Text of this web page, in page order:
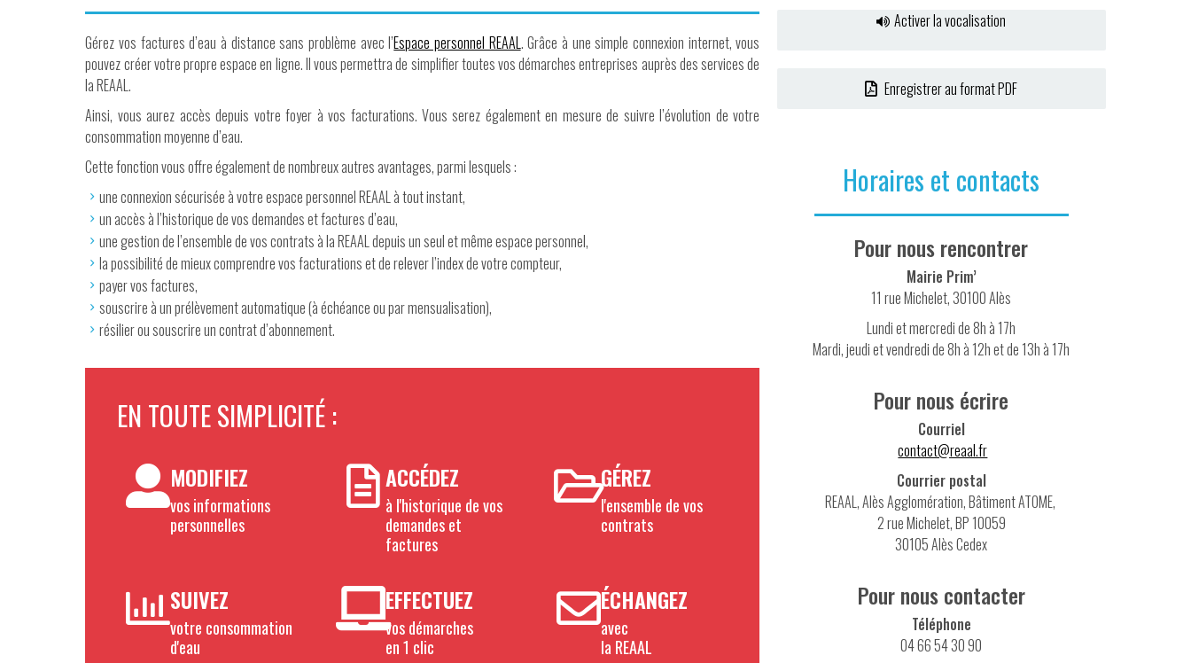
Gérez vos factures d’eau à distance sans problème avec l’Espace personnel REAAL. Grâce à une simple connexion internet, vous
pouvez créer votre propre espace en ligne. Il vous permettra de simplifier toutes vos démarches entreprises auprès des services de
la REAAL.
Ainsi, vous aurez accès depuis votre foyer à vos facturations. Vous serez également en mesure de suivre l’évolution de votre
consommation moyenne d’eau.
Cette fonction vous offre également de nombreux autres avantages, parmi lesquels :
une connexion sécurisée à votre espace personnel REAAL à tout instant,
un accès à l’historique de vos demandes et factures d’eau,
une gestion de l’ensemble de vos contrats à la REAAL depuis un seul et même espace personnel,
la possibilité de mieux comprendre vos facturations et de relever l’index de votre compteur,
payer vos factures,
souscrire à un prélèvement automatique (à échéance ou par mensualisation),
résilier ou souscrire un contrat d’abonnement.
EN TOUTE SIMPLICITÉ :
MODIFIEZ
vos informations
personnelles
ACCÉDEZ
à l'historique de vos
demandes et
factures
GÉREZ
l'ensemble de vos
contrats
SUIVEZ
votre consommation
d'eau
EFFECTUEZ
vos démarches
en 1 clic
ÉCHANGEZ
avec
la REAAL
Activer la vocalisation
Enregistrer au format PDF
Horaires et contacts
Pour nous rencontrer
Mairie Prim’
11 rue Michelet, 30100 Alès
Lundi et mercredi de 8h à 17h
Mardi, jeudi et vendredi de 8h à 12h et de 13h à 17h
Pour nous écrire
Courriel
contact@reaal.fr
Courrier postal
REAAL, Alès Agglomération, Bâtiment ATOME,
2 rue Michelet, BP 10059
30105 Alès Cedex
Pour nous contacter
Téléphone
04 66 54 30 90